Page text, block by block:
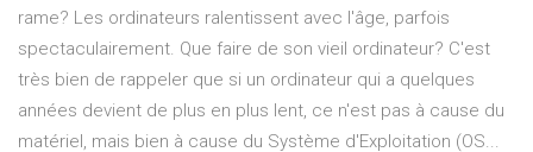
rame? Les ordinateurs ralentissent avec l'âge, parfois
spectaculairement. Que faire de son vieil ordinateur? C'est
très bien de rappeler que si un ordinateur qui a quelques
années devient de plus en plus lent, ce n'est pas à cause du
matériel, mais bien à cause du Système d'Exploitation (OS...